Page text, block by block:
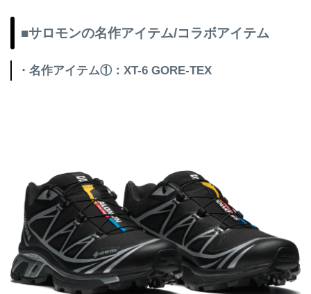
■サロモンの名作アイテム/コラボアイテム
・名作アイテム①：XT-6 GORE-TEX